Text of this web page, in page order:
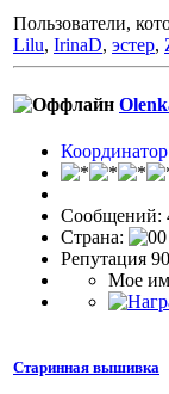
Пользователи,
Lilu, IrinaD, эстер,
Сообщений:
Страна:
Репутация 90
Мое
Старинная вышивка